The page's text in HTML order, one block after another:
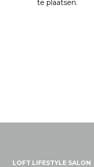
te plaatsen.
LOFT LIFESTYLE SALON